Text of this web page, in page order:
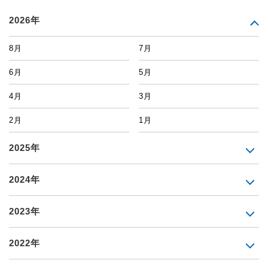
2026年
8月 7月
6月 5月
4月 3月
2月 1月
2025年
2024年
2023年
2022年